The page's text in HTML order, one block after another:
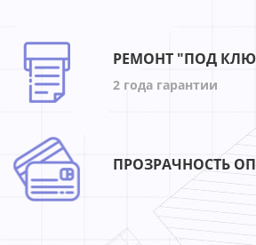
РЕМОНТ "ПОД
2 года гарантии
ПРОЗРАЧНОСТЬ